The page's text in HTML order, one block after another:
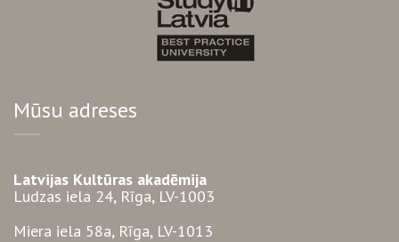
Mūsu adreses
Latvijas Kultūras akadēmija
Ludzas iela 24, Rīga, LV-1003
Miera iela 58a, Rīga, LV-1013